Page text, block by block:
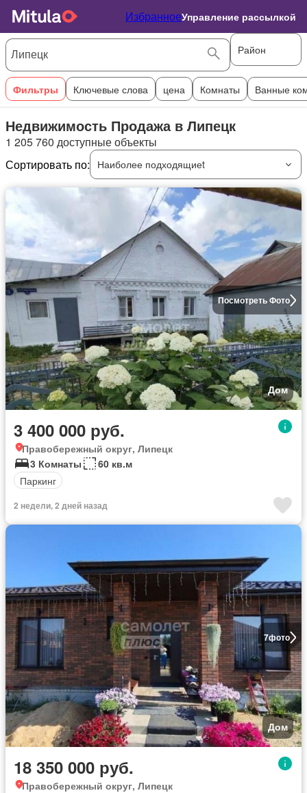
ИзбранноеУправление рассылкой
Район
Фильтры Ключевые слова цена Комнаты Ванные
Недвижимость Продажа в Липецк
1 205 760 доступные объекты
Сортировать по:
Наиболее подходящиеt
Посмотреть Фото
Дом
3 400 000 руб.
Правобережный округ, Липецк
3 Комнаты
60 кв.м
Паркинг
2 недели, 2 дней назад
7фото
Дом
18 350 000 руб.
Правобережный округ, Липецк